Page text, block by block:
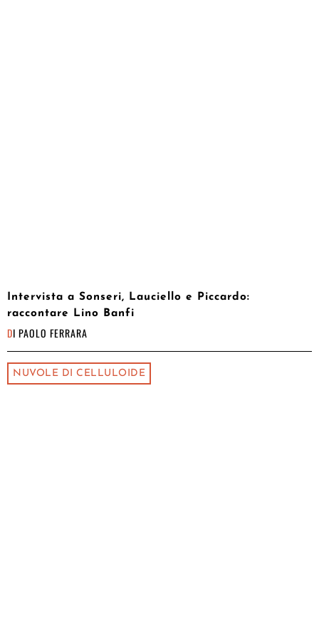
Intervista a Sonseri, Lauciello e Piccardo:
raccontare Lino Banfi
DI PAOLO FERRARA
NUVOLE DI CELLULOIDE